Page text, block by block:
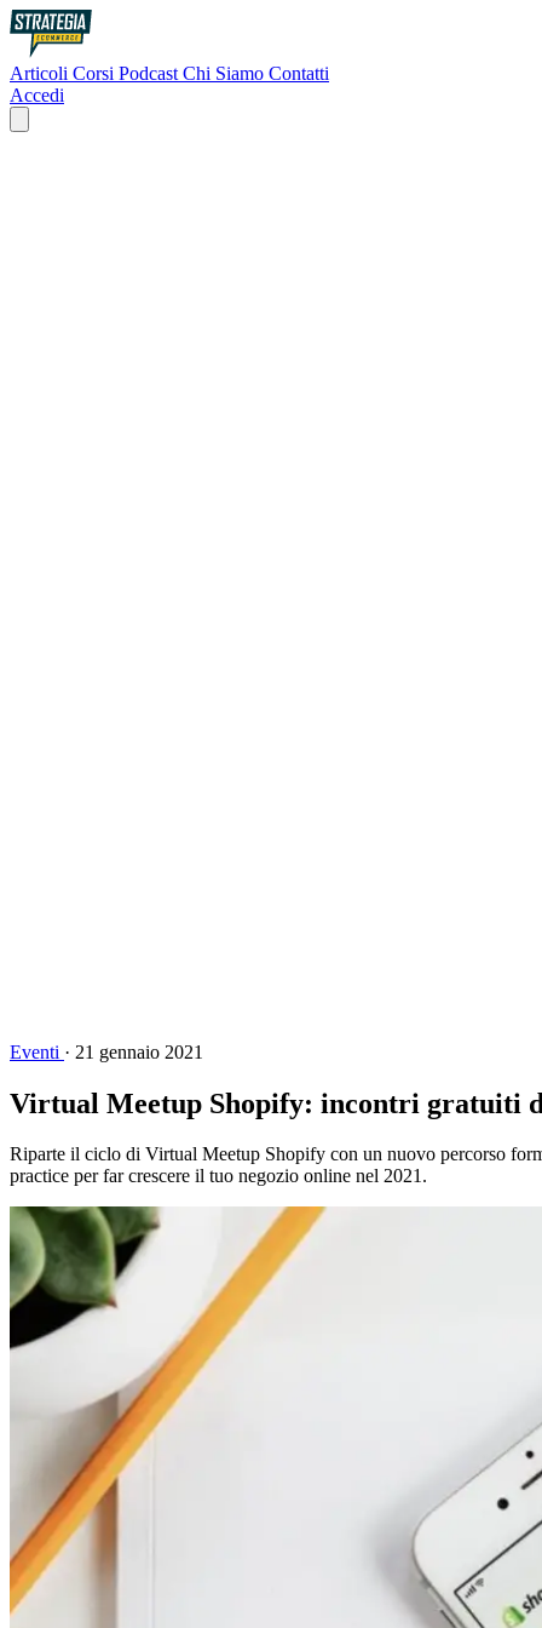
Articoli Corsi Podcast Chi Siamo Contatti
Accedi
Eventi · 21 gennaio 2021
Virtual Meetup Shopify: incontri gratuiti
Riparte il ciclo di Virtual Meetup Shopify con un nuovo percorso
practice per far crescere il tuo negozio online nel 2021.